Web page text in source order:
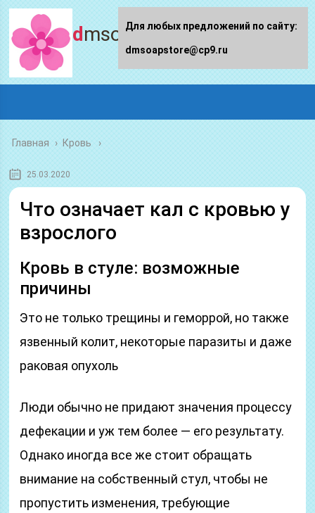
dmsoapstore.ru
Главная › Кровь
25.03.2020
Что означает кал с кровью у
взрослого
Кровь в стуле: возможные
причины
Это не только трещины и геморрой, но также
язвенный колит, некоторые паразиты и даже
раковая опухоль
Люди обычно не придают значения процессу
дефекации и уж тем более — его результату.
Однако иногда все же стоит обращать
внимание на собственный стул, чтобы не
пропустить изменения, требующие
Для любых предложений по сайту:
dmsoapstore@cp9.ru